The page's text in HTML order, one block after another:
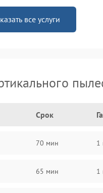
все услуги
Срок
70 мин 1
65 мин 1